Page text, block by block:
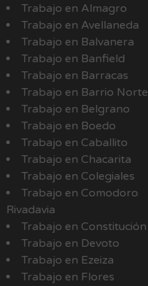
Trabajo en Almagro
Trabajo en Avellaneda
Trabajo en Balvanera
Trabajo en Banfield
Trabajo en Barracas
Trabajo en Barrio Norte
Trabajo en Belgrano
Trabajo en Boedo
Trabajo en Caballito
Trabajo en Chacarita
Trabajo en Colegiales
Trabajo en Comodoro
Rivadavia
Trabajo en Constitución
Trabajo en Devoto
Trabajo en Ezeiza
Trabajo en Flores